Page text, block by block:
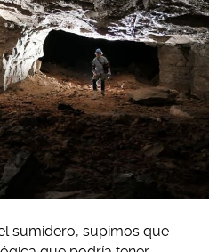
sumidero, supimos que